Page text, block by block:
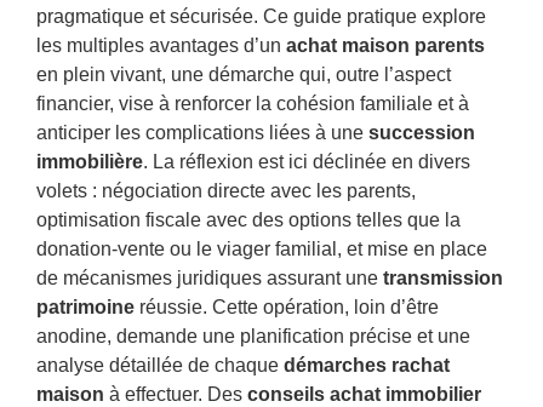
pragmatique et sécurisée. Ce guide pratique explore
les multiples avantages d’un achat maison parents
en plein vivant, une démarche qui, outre l’aspect
financier, vise à renforcer la cohésion familiale et à
anticiper les complications liées à une succession
immobilière. La réflexion est ici déclinée en divers
volets : négociation directe avec les parents,
optimisation fiscale avec des options telles que la
donation-vente ou le viager familial, et mise en place
de mécanismes juridiques assurant une transmission
patrimoine réussie. Cette opération, loin d’être
anodine, demande une planification précise et une
analyse détaillée de chaque démarches rachat
maison à effectuer. Des conseils achat immobilier